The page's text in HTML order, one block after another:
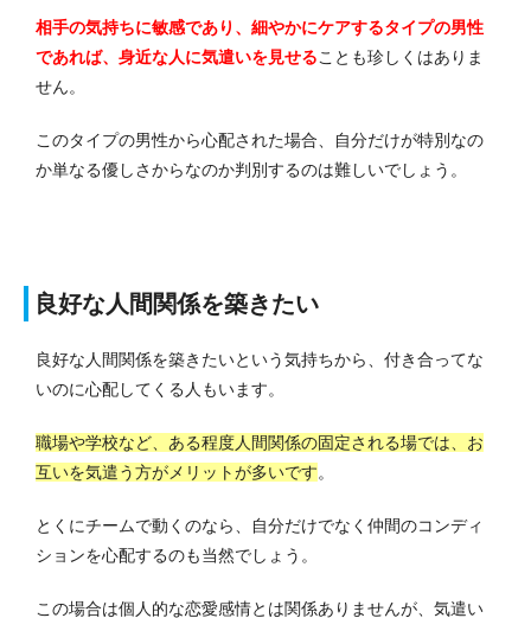
相手の気持ちに敏感であり、細やかにケアするタイプの男性
であれば、身近な人に気遣いを見せることも珍しくはありま
せん。
このタイプの男性から心配された場合、自分だけが特別なの
か単なる優しさからなのか判別するのは難しいでしょう。
良好な人間関係を築きたい
良好な人間関係を築きたいという気持ちから、付き合ってな
いのに心配してくる人もいます。
職場や学校など、ある程度人間関係の固定される場では、お
互いを気遣う方がメリットが多いです。
とくにチームで動くのなら、自分だけでなく仲間のコンディ
ションを心配するのも当然でしょう。
この場合は個人的な恋愛感情とは関係ありませんが、気遣い